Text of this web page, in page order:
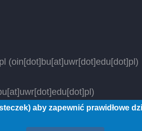
(oin[dot]bu[at]uwr[dot]edu[dot]pl)
aby zapewnić prawidłowe